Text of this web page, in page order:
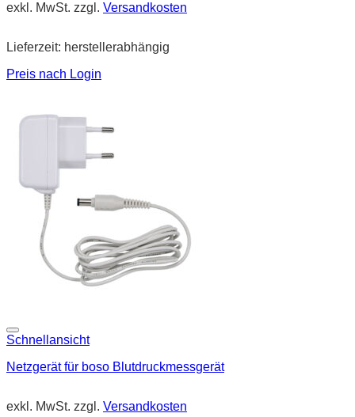
exkl. MwSt. zzgl. Versandkosten
Lieferzeit: herstellerabhängig
Preis nach Login
Schnellansicht
Netzgerät für boso Blutdruckmessgerät
exkl. MwSt. zzgl. Versandkosten